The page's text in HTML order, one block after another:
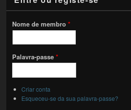
Nome de membro*
Palavra-passe*
Criar conta
Esqueceu-se da sua palavra-passe?